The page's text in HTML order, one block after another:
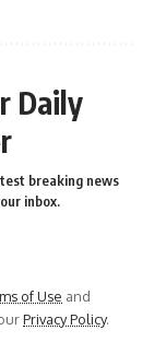
Daily
breaking news
inbox.
of Use and
Privacy Policy.